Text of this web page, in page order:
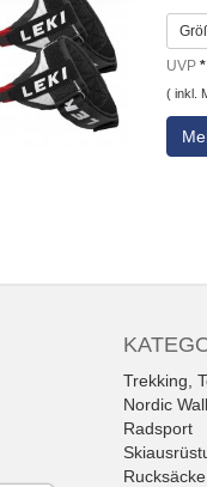
UVP*
( inkl.
Trekking,
Nordic
Radsport